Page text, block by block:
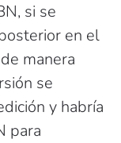
si se
en el
manera
se
y habría
para